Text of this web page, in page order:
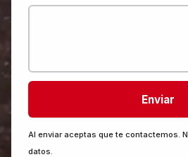
Enviar
Al enviar aceptas que te contactemos.
datos.